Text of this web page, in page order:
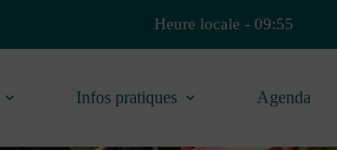
Heure locale - 09:55
Infos pratiques Agenda